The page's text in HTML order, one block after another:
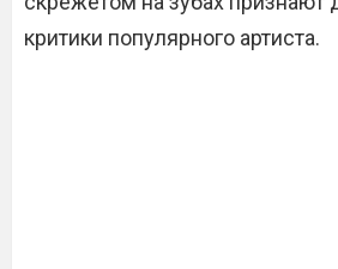
критики популярного артиста.